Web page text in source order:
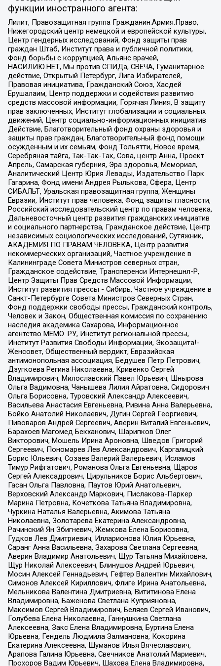
функции иностранного агента:
Лилит, Правозащитная группа Гражданин.Армия.Право,
Нижегородский центр немецкой и европейской культуры,
Центр гендерных исследований, Фонд защиты прав
граждан Штаб, Институт права и публичной политики,
Фонд борьбы с коррупцией, Альянс врачей,
НАСИЛИЮ.НЕТ, Мы против СПИДа, СВЕЧА, Гуманитарное
действие, Открытый Петербург, Лига Избирателей,
Правовая инициатива, Гражданский Союз, Хасдей
Ерушалаим, Центр поддержки и содействия развитию
средств массовой информации, Горячая Линия, В защиту
прав заключенных, Институт глобализации и социальных
движений, Центр социально-информационных инициатив
Действие, Благотворительный фонд охраны здоровья и
защиты прав граждан, Благотворительный фонд помощи
осужденным и их семьям, Фонд Тольятти, Новое время,
Серебряная тайга, Так-Так-Так, Сова, центр Анна, Проект
Апрель, Самарская губерния, Эра здоровья, Мемориал,
Аналитический Центр Юрия Левады, Издательство Парк
Гагарина, Фонд имени Андрея Рылькова, Сфера, Центр
СИБАЛЬТ, Уральская правозащитная группа, Женщины
Евразии, Институт прав человека, Фонд защиты гласности,
Российский исследовательский центр по правам человека,
Дальневосточный центр развития гражданских инициатив
и социального партнерства, Гражданское действие, Центр
независимых социологических исследований, Сутяжник,
АКАДЕМИЯ ПО ПРАВАМ ЧЕЛОВЕКА, Центр развития
некоммерческих организаций, Частное учреждение в
Калининграде Совета Министров северных стран,
Гражданское содействие, Трансперенси Интернешнл-Р,
Центр Защиты Прав Средств Массовой Информации,
Институт развития прессы - Сибирь, Частное учреждение в
Санкт-Петербурге Совета Министров Северных Стран,
Фонд поддержки свободы прессы, Гражданский контроль,
Человек и Закон, Общественная комиссия по сохранению
наследия академика Сахарова, Информационное
агентство МЕМО. РУ, Институт региональной прессы,
Институт Развития Свободы Информации, Экозащита!-
Женсовет, Общественный вердикт, Евразийская
антимонопольная ассоциация, Бедушев Петр Петрович,
Дзугкоева Регина Николаевна, Кривенко Сергей
Владимирович, Милославский Павел Юрьевич, Шнырова
Ольга Вадимовна, Чанышева Лилия Айратовна, Сидорович
Ольга Борисовна, Туровский Александр Алексеевич,
Васильева Анастасия Евгеньевна, Ривина Анна Валерьевна,
Бойко Анатолий Николаевич, Дугин Сергей Георгиевич,
Пивоваров Андрей Сергеевич, Аверин Виталий Евгеньевич,
Барахоев Магомед Бекханович, Шарипков Олег
Викторович, Мошель Ирина Ароновна, Шведов Григорий
Сергеевич, Пономарев Лев Александрович, Каргалицкий
Борис Юльевич, Созаев Валерий Валерьевич, Исламов
Тимур Рифгатович, Романова Ольга Евгеньевна, Щаров
Сергей Алексадрович, Цирульников Борис Альбертович,
Гасан Ольга Павловна, Паутов Юрий Анатольевич,
Верховский Александр Маркович, Пислакова-Паркер
Марина Петровна, Кочеткова Татьяна Владимировна,
Чуркина Наталья Валерьевна, Акимова Татьяна
Николаевна, Золотарева Екатерина Александровна,
Рачинский Ян Збигневич, Жемкова Елена Борисовна,
Гудков Лев Дмитриевич, Илларионова Юлия Юрьевна,
Саранг Анна Васильевна, Захарова Светлана Сергеевна,
Аверин Владимир Анатольевич, Щур Татьяна Михайловна,
Щур Николай Алексеевич, Блинушов Андрей Юрьевич,
Мосин Алексей Геннадьевич, Гефтер Валентин Михайлович,
Симонов Алексей Кириллович, Флиге Ирина Анатольевна,
Мельникова Валентина Дмитриевна, Вититинова Елена
Владимировна, Баженова Светлана Куприяновна,
Максимов Сергей Владимирович, Беляев Сергей Иванович,
Голубева Елена Николаевна, Ганнушкина Светлана
Алексеевна, Закс Елена Владимировна, Буртина Елена
Юрьевна, Гендель Людмила Залмановна, Кокорина
Екатерина Алексеевна, Шуманов Илья Вячеславович,
Арапова Галина Юрьевна, Свечников Анатолий Мариевич,
Прохоров Вадим Юрьевич, Шахова Елена Владимировна,